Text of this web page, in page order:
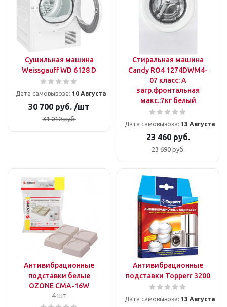
Сушильная машина
Weissgauff WD 6128 D
Дата самовывоза: 10 Августа
30 700 руб. /шт
31 010руб.
Стиральная машина
Candy RO4 1274DWM4-
07 класс: A
загр.фронтальная
макс.:7кг белый
Дата самовывоза: 13 Августа
23 460руб.
23 690руб.
Антивибрационные
подставки белые
OZONE CMA-16W
4 шт
Антивибрационные
подставки Topperr 3200
Дата самовывоза: 13 Августа